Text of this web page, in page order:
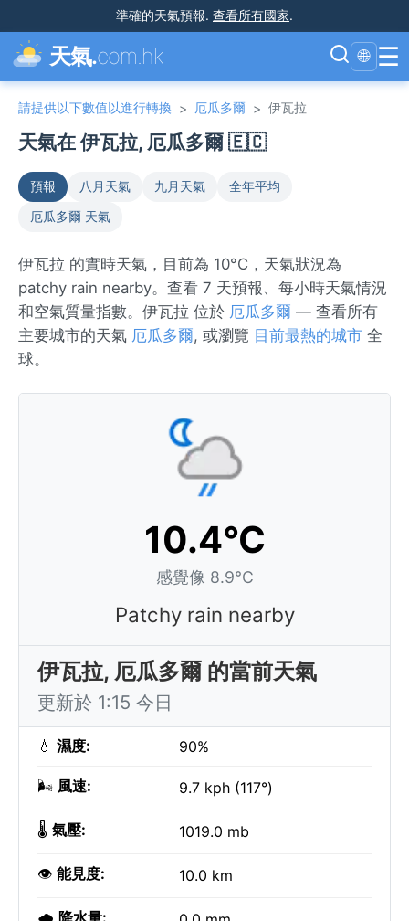
準確的天氣預報. 查看所有國家.
天氣.com.hk 🌐 ☰
請提供以下數值以進行轉換 > 厄瓜多爾 > 伊瓦拉
天氣在 伊瓦拉, 厄瓜多爾 🇪🇨
預報 八月天氣 九月天氣
全年平均
厄瓜多爾 天氣
伊瓦拉 的實時天氣，目前為 10°C，天氣狀況為
patchy rain nearby。查看 7 天預報、每小時天氣情況
和空氣質量指數。伊瓦拉 位於 厄瓜多爾 — 查看所有
主要城市的天氣 厄瓜多爾, 或瀏覽 目前最熱的城市 全
球。
10.4°C
感覺像 8.9°C
Patchy rain nearby
伊瓦拉, 厄瓜多爾 的當前天氣
更新於 1:15 今日
💧 濕度: 90%
🌬️ 風速: 9.7 kph (117°)
🌡️ 氣壓: 1019.0 mb
👁️ 能見度: 10.0 km
🌧️ 降水量: